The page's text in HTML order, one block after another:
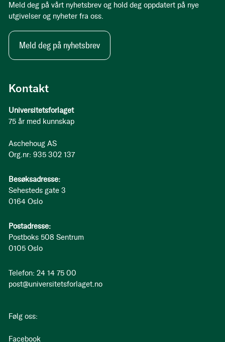
Kontakt
Universitetsforlaget
75 år med kunnskap
Aschehoug AS
Org.nr: 935 302 137
Besøksadresse:
Sehesteds gate 3
0164 Oslo
Postadresse:
Postboks 508 Sentrum
0105 Oslo
Telefon: 24 14 75 00
post@universitetsforlaget.no
Følg oss:
Facebook
Meld deg på vårt nyhetsbrev og hold deg oppdatert på nye
utgivelser og nyheter fra oss.
Meld deg på nyhetsbrev